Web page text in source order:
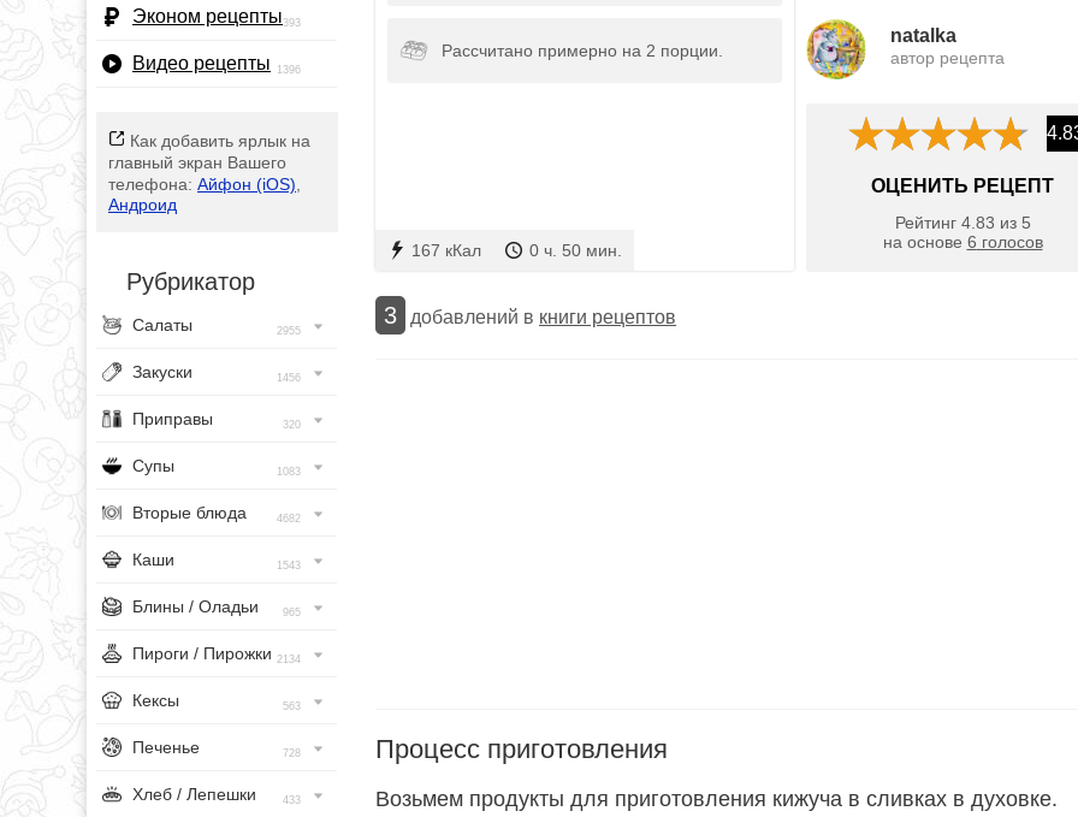
Эконом рецепты393
Видео рецепты 1396
Как добавить ярлык на
главный экран Вашего
телефона: Айфон (iOS)
Андроид
Рубрикатор
Салаты 2955
Закуски 1456
Приправы 320
Супы 1083
Вторые блюда 4682
Каши 1543
Блины / Оладьи 965
Пироги / Пирожки 2134
Кексы 563
Печенье 728
Хлеб / Лепешки 433
Рассчитано примерно на 2 порции.
167 кКал 0 ч. 50 мин.
natalka
автор рецепта
ОЦЕНИТЬ РЕЦЕПТ
Рейтинг 4.83 из 5
на основе 6 голосов
3 добавлений в книги рецептов
Процесс приготовления
Возьмем продукты для приготовления кижуча в сливках в духовке.